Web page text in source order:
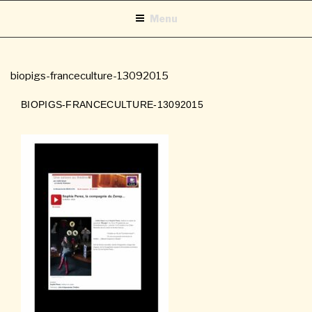
contenu
Menu
biopigs-franceculture-13092015
BIOPIGS-FRANCECULTURE-13092015